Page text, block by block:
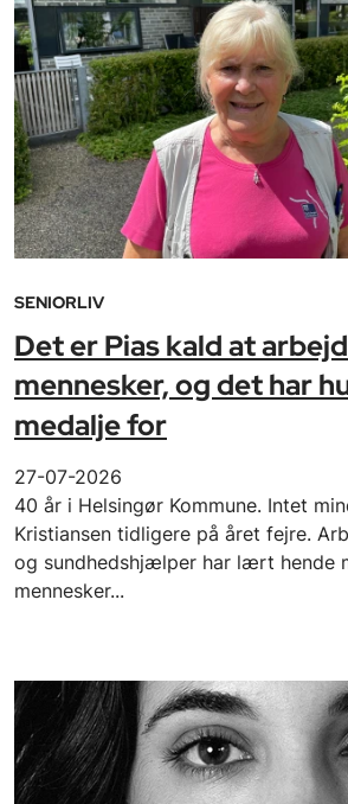
SENIORLIV
Det er Pias kald at
mennesker, og det har
medalje for
27-07-2026
40 år i Helsingør Kommune. Intet
Kristiansen tidligere på året fejre.
og sundhedshjælper har lært hende
mennesker...